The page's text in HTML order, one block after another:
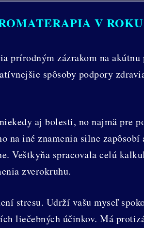
V ROKU
prírodným zázrakom na
spôsoby podpory
aj bolesti, no najmä pre
na iné znamenia silne
Veštkyňa spracovala celú
zverokruhu.
stresu. Udrží vašu myseľ
liečebných účinkov. Má